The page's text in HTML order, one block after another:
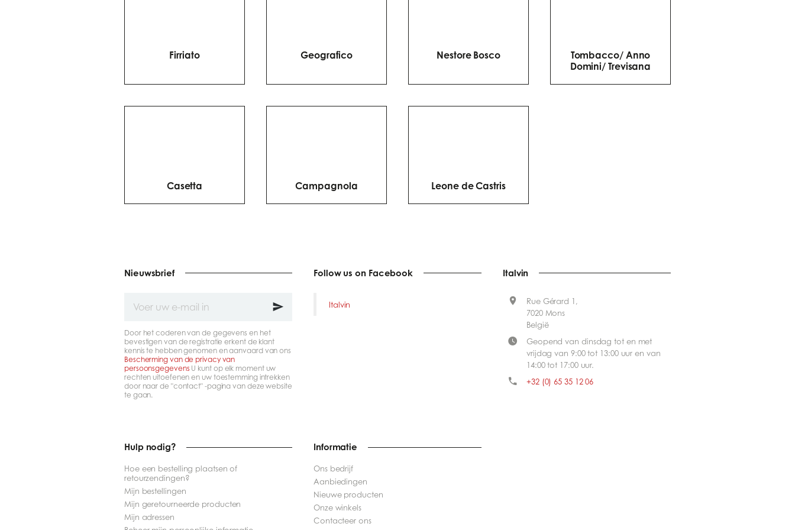
Firriato Geografico Nestore Bosco
Tombacco/ Anno
Domini/ Trevisana
Casetta Campagnola Leone de Castris
Nieuwsbrief
mail
in
Door het coderen van de gegevens en het
bevestigen van de registratie erkent de klant
kennis te hebben genomen en aanvaard van ons
Bescherming van de privacy van
persoonsgegevens U kunt op elk moment uw
rechten uitoefenen en uw toestemming intrekken
door naar de "contact" -pagina van deze website
te gaan.
Follow us on Facebook
Italvin
Italvin
Rue Gérard 1,
7020 Mons
België
Geopend van dinsdag tot en met
vrijdag van 9:00 tot 13:00 uur en van
14:00 tot 17:00 uur.
+32 (0) 65 35 12 06
Hulp nodig?
Hoe een bestelling plaatsen of
retourzendingen?
Mijn bestellingen
Mijn geretourneerde producten
Mijn adressen
Informatie
Ons bedrijf
Aanbiedingen
Nieuwe producten
Onze winkels
Contacteer ons